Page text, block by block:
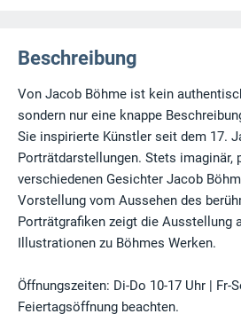
Beschreibung
Von Jacob Böhme ist kein
sondern nur eine knappe
Sie inspirierte Künstler seit dem 17.
Porträtdarstellungen. Stets imaginär,
verschiedenen Gesichter Jacob
Vorstellung vom Aussehen des
Porträtgrafiken zeigt die Ausstellung
Illustrationen zu Böhmes Werken.
Öffnungszeiten: Di-Do 10-17 Uhr | Fr-
Feiertagsöffnung beachten.